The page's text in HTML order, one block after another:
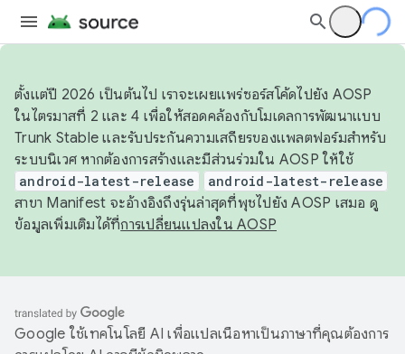
ตั้งแต่ปี 2026 เป็นต้นไป เราจะเผยแพร่ซอร์สโค้ดไปยัง AOSP
ในไตรมาสที่ 2 และ 4 เพื่อให้สอดคล้องกับโมเดลการพัฒนาแบบ
Trunk Stable และรับประกันความเสถียรของแพลตฟอร์มสำหรับ
ระบบนิเวศ หากต้องการสร้างและมีส่วนร่วมใน AOSP ให้ใช้
android-latest-release android-latest-release
สาขา Manifest จะอ้างอิงถึงรุ่นล่าสุดที่พุชไปยัง AOSP เสมอ ดู
ข้อมูลเพิ่มเติมได้ที่การเปลี่ยนแปลงใน AOSP
Google ใช้เทคโนโลยี AI เพื่อแปลเนื้อหาเป็นภาษาที่คุณต้องการ